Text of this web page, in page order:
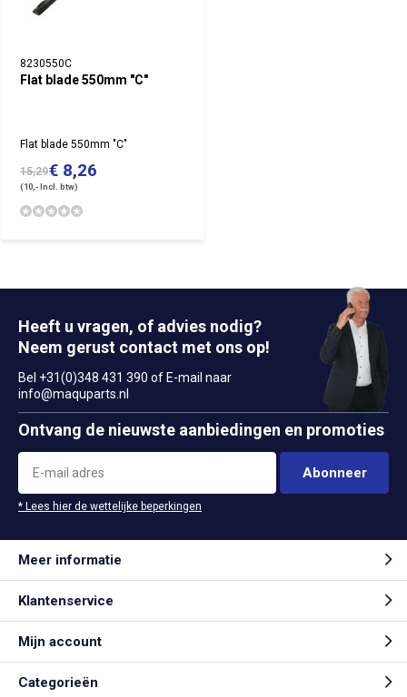
8230550C
Flat blade 550mm "C"
Flat blade 550mm "C"
15,29€ 8,26
(10,- Incl. btw)
Heeft u vragen, of advies nodig?
Neem gerust contact met ons op!
Bel +31(0)348 431 390 of E-mail naar
info@maquparts.nl
Ontvang de nieuwste aanbiedingen en promoties
Abonneer
* Lees hier de wettelijke beperkingen
Meer informatie
Klantenservice
Mijn account
Categorieën